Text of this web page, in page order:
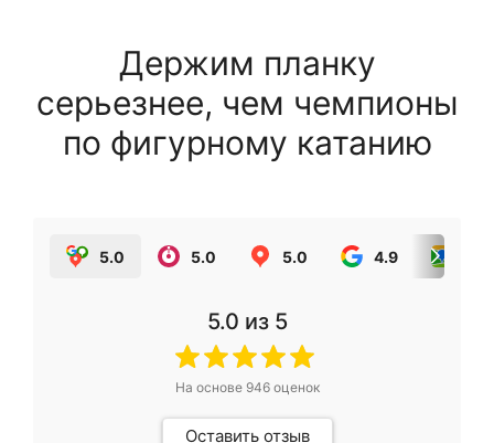
Держим планку
серьезнее, чем чемпионы
по фигурному катанию
5.0 5.0 5.0 4.9
5.0 из 5
На основе 946оценок
Оставить отзыв